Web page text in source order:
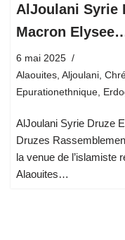
AlJoulani Syrie
Macron
6 mai 2025
Alaouites Aljoulani
Epurationethnique
AlJoulani Syrie Druze
Druzes
la venue de l’islamiste
Alaouites…